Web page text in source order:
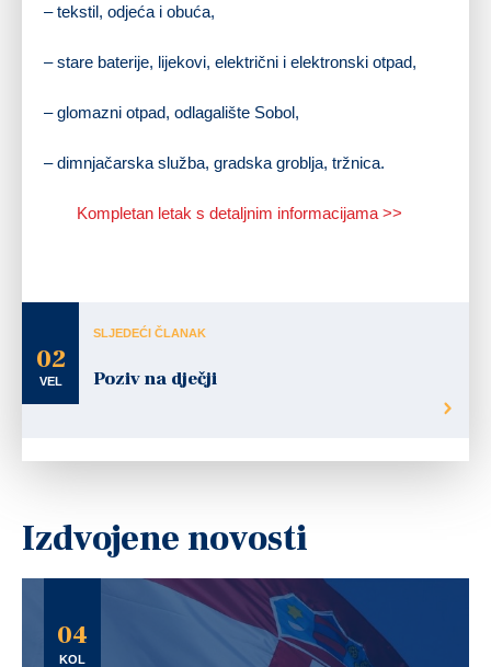
– tekstil, odjeća i obuća,
– stare baterije, lijekovi, električni i elektronski otpad,
– glomazni otpad, odlagalište Sobol,
– dimnjačarska služba, gradska groblja, tržnica.
Kompletan letak s detaljnim informacijama >>
02
VEL
SLJEDEĆI ČLANAK
Poziv na dječji
Izdvojene novosti
04
KOL